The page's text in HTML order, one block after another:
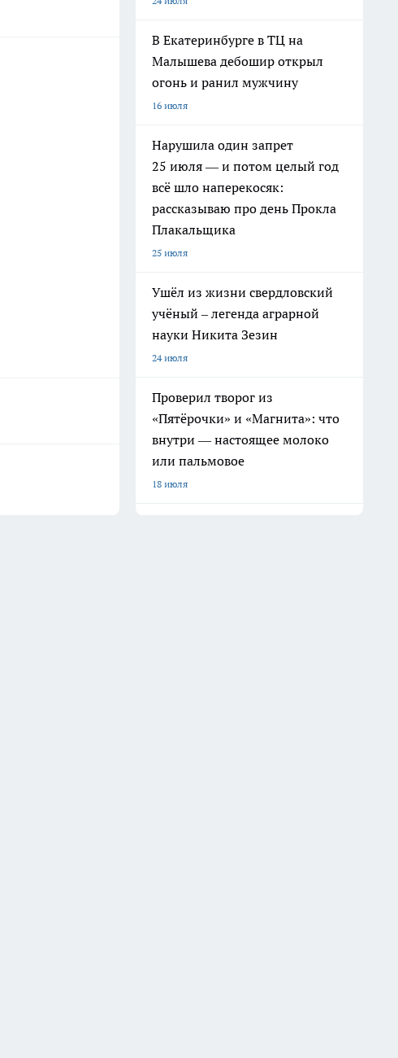
В Екатеринбурге в ТЦ на
Малышева дебошир открыл
огонь и ранил мужчину
16 июля
Нарушила один запрет
25 июля — и потом целый год
всё шло наперекосяк:
рассказываю про день Прокла
Плакальщика
25 июля
Ушёл из жизни свердловский
учёный – легенда аграрной
науки Никита Зезин
24 июля
Проверил творог из
«Пятёрочки» и «Магнита»: что
внутри — настоящее молоко
или пальмовое
18 июля